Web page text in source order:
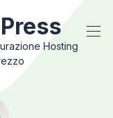
Hosting